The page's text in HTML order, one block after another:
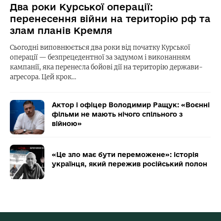
Два роки Курської операції:
перенесення війни на територію рф та
злам планів Кремля
Сьогодні виповнюється два роки від початку Курської
операції — безпрецедентної за задумом і виконанням
кампанії, яка перенесла бойові дії на територію держави-
агресора. Цей крок…
Актор і офіцер Володимир Ращук: «Воєнні
фільми не мають нічого спільного з
війною»
«Це зло має бути переможене»: історія
українця, який пережив російський полон